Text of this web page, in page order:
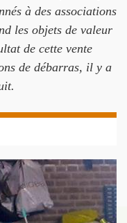
à des associations
les objets de valeur
de cette vente
de débarras, il y a